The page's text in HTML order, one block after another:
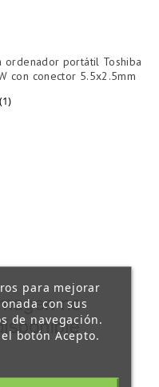
(1)
ordenador portátil Toshiba
con conector 5.5x2.5mm
para mejorar
con sus
de navegación.
botón Acepto.